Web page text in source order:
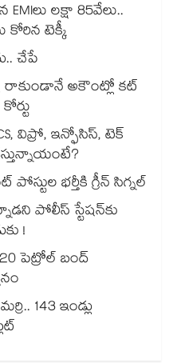
EMIలు లక్షా 85వేలు..
కోరిన టెక్కీ
చేపే
రాకుండానే అకౌంట్లో కట్
విప్రో, ఇన్ఫోసిస్, టెక్
భర్తీకి గ్రీన్‌‌ సిగ్నల్
పోలీస్ స్టేషన్⁪కు
!
పెట్రోల్ బంద్
143 ఇండ్లు